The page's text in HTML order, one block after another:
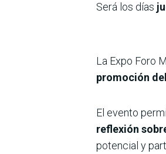
Será los días
La Expo Foro
promoción
El evento
reflexión
potencial y